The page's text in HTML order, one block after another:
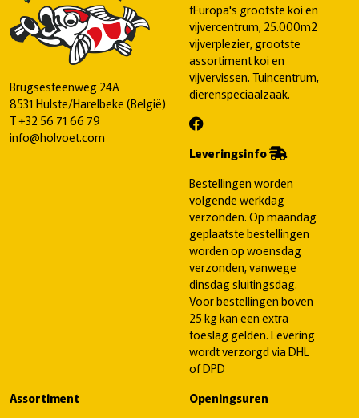
Brugsesteenweg 24A
8531 Hulste/Harelbeke (België)
T+32 56 71 66 79
info@holvoet.com
fEuropa's grootste koi en
vijvercentrum, 25.000m2
vijverplezier, grootste
assortiment koi en
vijvervissen. Tuincentrum,
dierenspeciaalzaak.
Leveringsinfo
Bestellingen worden
volgende werkdag
verzonden. Op maandag
geplaatste bestellingen
worden op woensdag
verzonden, vanwege
dinsdag sluitingsdag.
Voor bestellingen boven
25 kg kan een extra
toeslag gelden. Levering
wordt verzorgd via DHL
of DPD
Assortiment
Openingsuren